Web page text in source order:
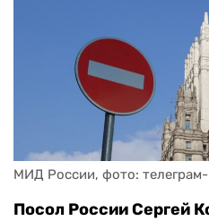
МИД России, фото:
Посол России Сергей